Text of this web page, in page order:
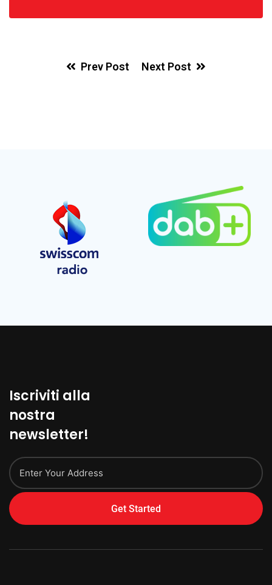
Prev Post Next Post
Iscriviti alla
nostra
newsletter!
Get Started